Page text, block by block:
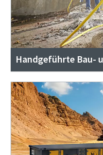
Handgeführte Bau-